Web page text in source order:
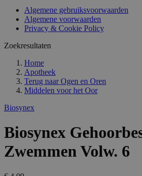
Algemene gebruiksvoorwaarden
Algemene voorwaarden
Privacy & Cookie Policy
Zoekresultaten
Home
Apotheek
Terug naar Ogen en Oren
Middelen voor het Oor
Biosynex
Biosynex
Zwemmen Volw. 6